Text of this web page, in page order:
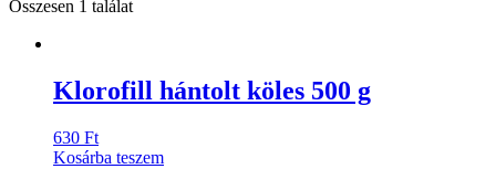
Összesen 1 találat
Klorofill hántolt köles 500 g
630 Ft
Kosárba teszem